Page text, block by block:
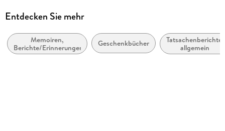
Autor/Autorin
Verlag/Hersteller
Dumont Reise Vlg GmbH + C
Entdecken Sie mehr
Memoiren,
Berichte/Erinnerungen
Geschenkbücher
Tatsachenberichte,
allgemein